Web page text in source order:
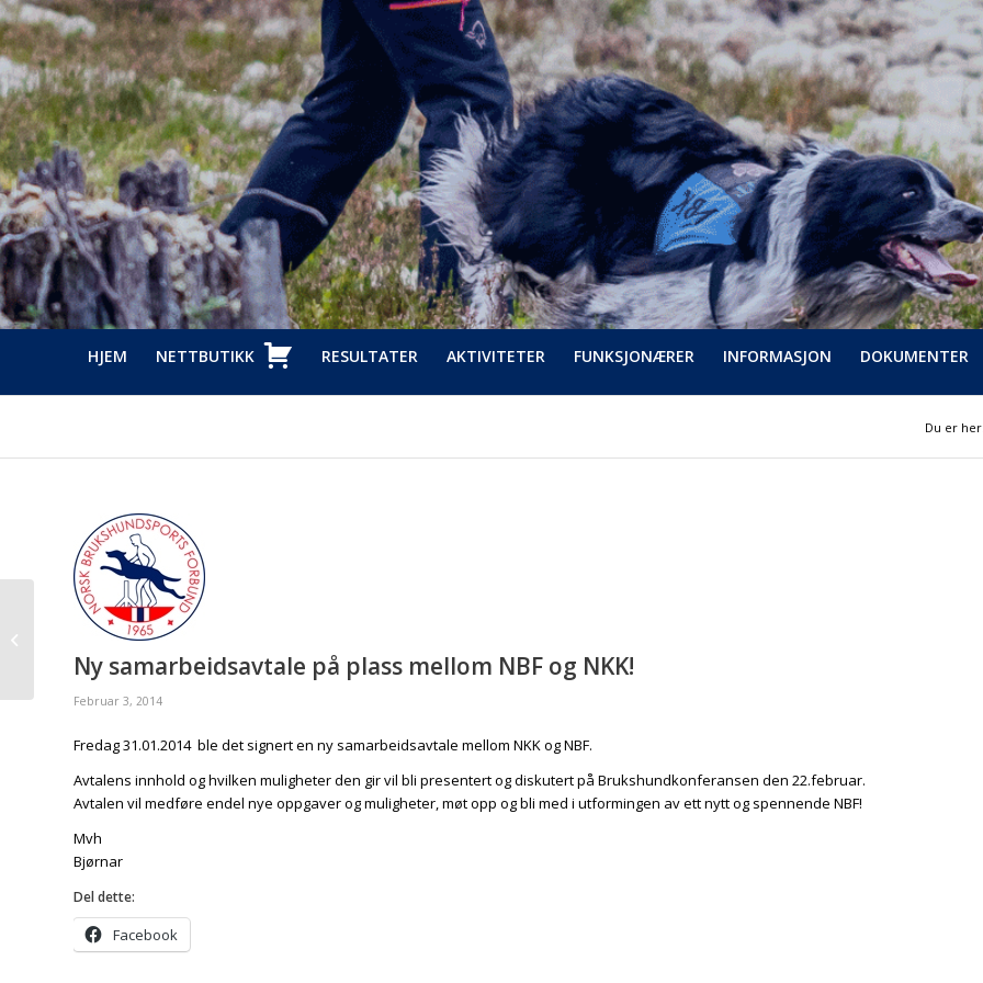
HJEM NETTBUTIKK RESULTATER AKTIVITETER FUNKSJONÆRER INFORMASJON DOKUMENTER
Du er her:
Ny samarbeidsavtale på plass mellom NBF og NKK!
Februar 3, 2014
Fredag 31.01.2014 ble det signert en ny samarbeidsavtale mellom NKK og NBF.
Avtalens innhold og hvilken muligheter den gir vil bli presentert og diskutert på Brukshundkonferansen den 22.februar.
Avtalen vil medføre endel nye oppgaver og muligheter, møt opp og bli med i utformingen av ett nytt og spennende NBF!
Mvh
Bjørnar
Del dette:
Facebook
Innkalling til
Forbundsting og
Brukshundkonf. 2014